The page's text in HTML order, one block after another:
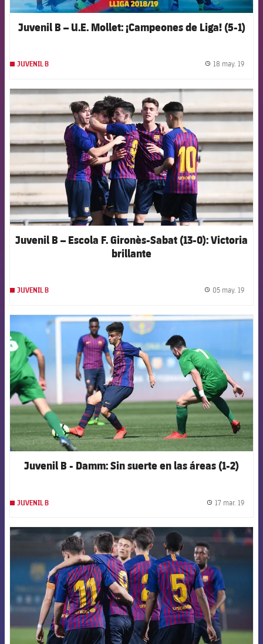
Juvenil B – U.E. Mollet: ¡Campeones de Liga! (5-1)
JUVENIL B 18 may. 19
FCB Barcelona badge
Juvenil B – Escola F. Gironès-Sabat (13-0): Victoria
brillante
JUVENIL B 05 may. 19
FCB Barcelona badge
Juvenil B - Damm: Sin suerte en las áreas (1-2)
JUVENIL B 17 mar. 19
FCB Barcelona badge